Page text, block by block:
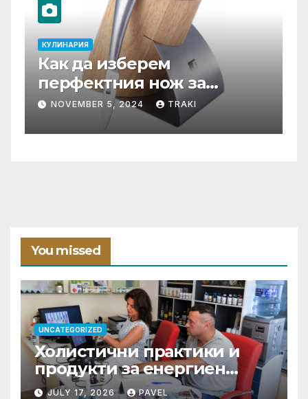
КУЛИНАРИЯ
Как да изберем
перфектния нож за
нашата кухня?
NOVEMBER 5, 2024 TRAKI
You missed
UNCATEGORIZED
Холистични практики и
продукти за енергиен
баланс в ежедневието
JULY 17, 2026 PAVEL